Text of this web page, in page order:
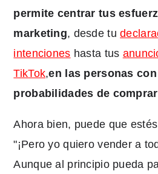
permite centrar tus
marketing, desde tu
intenciones hasta tus
TikTok,en las personas
probabilidades de
Ahora bien, puede que
"¡Pero yo quiero vender a
Aunque al principio pueda